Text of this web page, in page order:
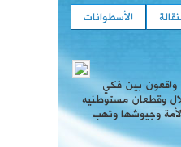
الأسطوانات
بين فكي
وقطعان مستوطنيه
وجيوشها وتهب